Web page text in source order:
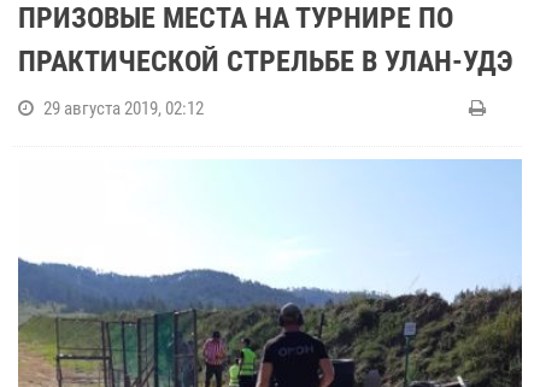
ПРИЗОВЫЕ МЕСТА НА ТУРНИРЕ ПО
ПРАКТИЧЕСКОЙ СТРЕЛЬБЕ В УЛАН-УДЭ
29 августа 2019, 02:12